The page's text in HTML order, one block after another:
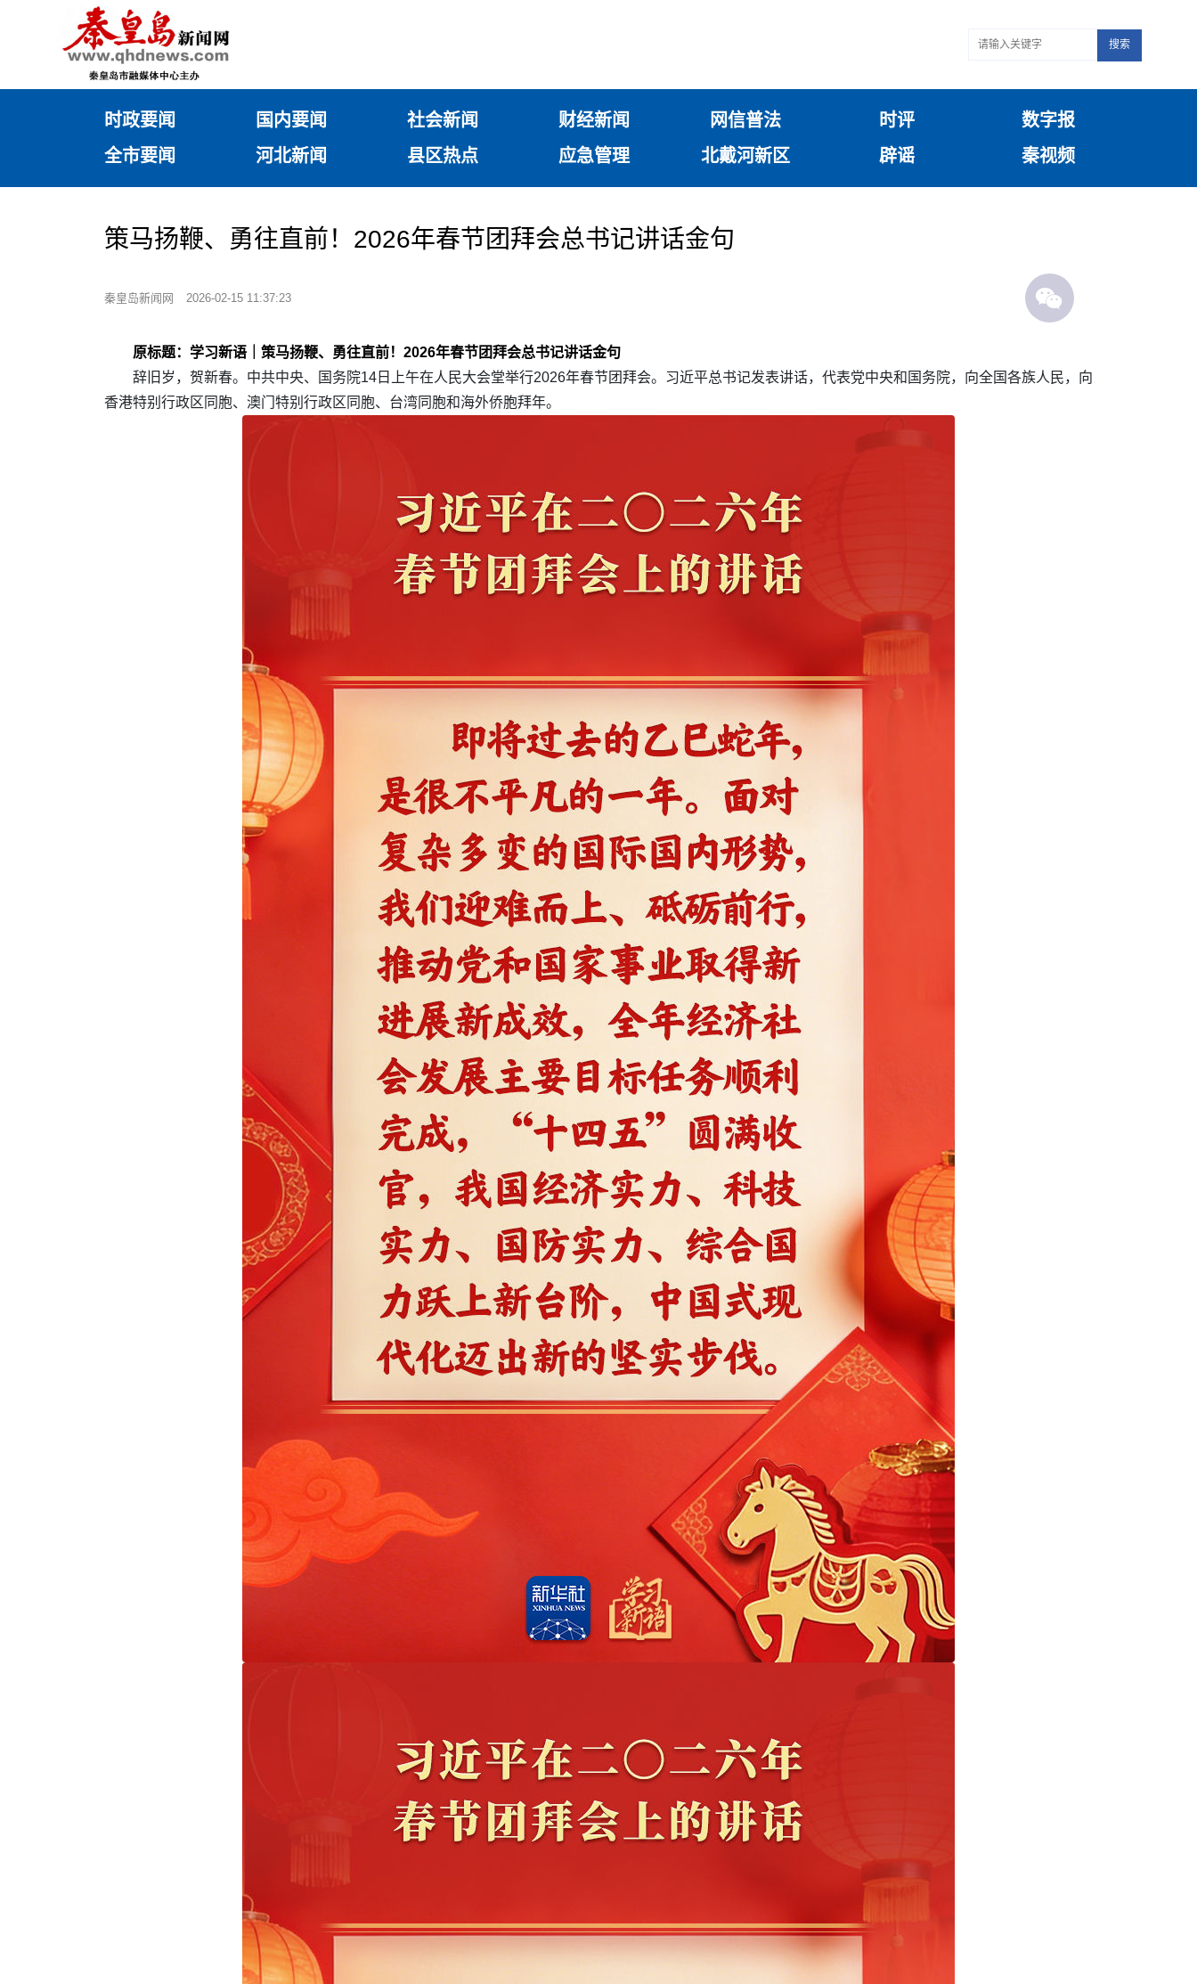
搜索
时政要闻 国内要闻 社会新闻 财经新闻 网信普法 时评
数字报
全市要闻
河北新闻 县区热点 应急管理 北戴河新区 辟谣 秦视频
策马扬鞭、勇往直前！2026年春节团拜会总书记讲话金句
秦皇岛新闻网 2026-02-15 11:37:23
原标题：学习新语｜策马扬鞭、勇往直前！2026年春节团拜会总书记讲话金句
辞旧岁，贺新春。中共中央、国务院14日上午在人民大会堂举行2026年春节团拜会。习近平总书记发表讲话，代表党中央和国务院，向全国各族人民，向
香港特别行政区同胞、澳门特别行政区同胞、台湾同胞和海外侨胞拜年。